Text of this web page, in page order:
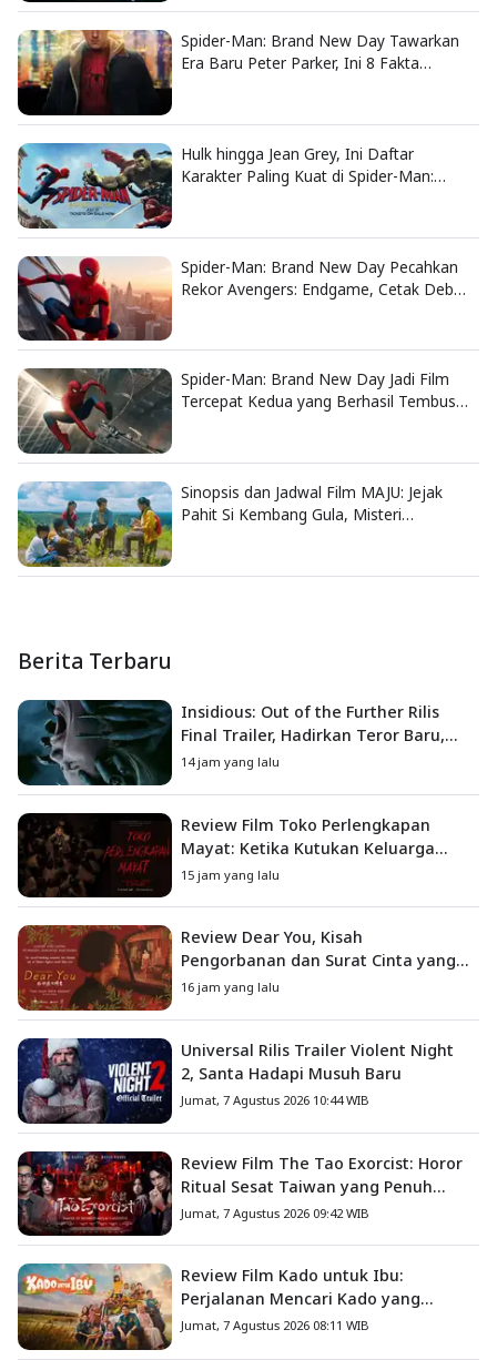
Spider-Man: Brand New Day Tawarkan
Era Baru Peter Parker, Ini 8 Fakta
Hulk hingga Jean Grey, Ini Daftar
Karakter Paling Kuat di Spider-Man:
Spider-Man: Brand New Day Pecahkan
Rekor Avengers: Endgame, Cetak Debut
Spider-Man: Brand New Day Jadi Film
Tercepat Kedua yang Berhasil Tembus
Sinopsis dan Jadwal Film MAJU: Jejak
Pahit Si Kembang Gula, Misteri
Berita Terbaru
Insidious: Out of the Further Rilis
Final Trailer, Hadirkan Teror Baru,
Iblis Kini Masuk ke Dunia Manusia
14 jam yang lalu
Review Film Toko Perlengkapan
Mayat: Ketika Kutukan Keluarga
Menjadi Sumber Teror yang
15 jam yang lalu
Review Dear You, Kisah
Pengorbanan dan Surat Cinta yang
Menyentuh Hati
16 jam yang lalu
Universal Rilis Trailer Violent Night
2, Santa Hadapi Musuh Baru
Jumat, 7 Agustus 2026 10:44 WIB
Review Film The Tao Exorcist: Horor
Ritual Sesat Taiwan yang Penuh
Misteri dan Teror Psikologis
Jumat, 7 Agustus 2026 09:42 WIB
Review Film Kado untuk Ibu:
Perjalanan Mencari Kado yang
Mengajarkan Arti Keluarga
Jumat, 7 Agustus 2026 08:11 WIB